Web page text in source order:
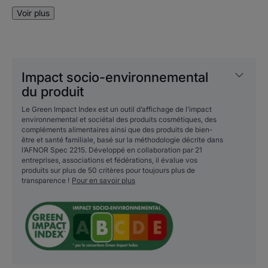
Protect +.
Il convient aux adultes et aux enfants à partir de 10 ans.
Il convient aux porteurs de prothèses, d'appareils
orthodontiques.
Avantages
(1) Brevet déposé
(2) Test in vitro
(3) Questionnaire de satisfaction, 52 sujets, 3
Bénéfices
• PROTÈGE au quotidien les dents et les gencives.
Voir plus
Impact socio-environnemental
du produit
Le Green Impact Index est un outil d’affichage de l’impact
environnemental et sociétal des produits cosmétiques, des
compléments alimentaires ainsi que des produits de bien-
être et santé familiale, basé sur la méthodologie décrite dans
l’AFNOR Spec 2215. Développé en collaboration par 21
entreprises, associations et fédérations, il évalue vos
produits sur plus de 50 critères pour toujours plus de
transparence ! Pour en savoir plus